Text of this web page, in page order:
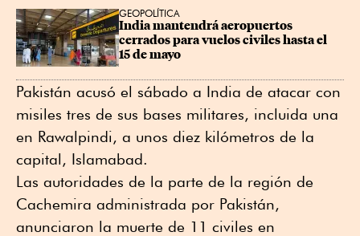
GEOPOLÍTICA
India mantendrá aeropuertos
cerrados para vuelos civiles hasta el
15 de mayo
Pakistán acusó el sábado a India de atacar con
misiles tres de sus bases militares, incluida una
en Rawalpindi, a unos diez kilómetros de la
capital, Islamabad.
Las autoridades de la parte de la región de
Cachemira administrada por Pakistán,
anunciaron la muerte de 11 civiles en